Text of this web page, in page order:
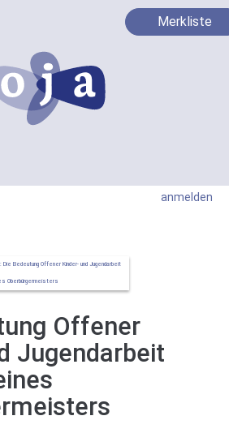
Merkliste
anmelden
Offener
Jugendarbeit